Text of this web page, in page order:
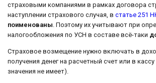
страховыми компаниями в рамках договора
наступлении страхового случая, в статье 251
поименованы . Поэтому их учитывают при
налогообложения по УСН в составе всё-таки
Страховое возмещение нужно включать в
получения денег на расчетный счет или в
значения не имеет).